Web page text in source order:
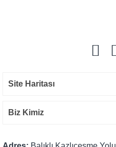
Site Haritası
Biz Kimiz